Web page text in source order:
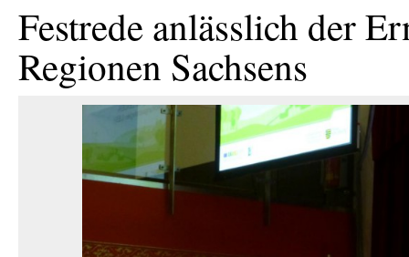
Festrede anlässlich der
Regionen Sachsens